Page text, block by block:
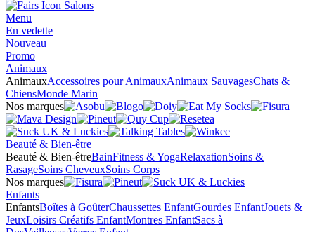
Salons
Menu
En vedette
Nouveau
Promo
Animaux
AnimauxAccessoires pour AnimauxAnimaux SauvagesChats &
ChiensMonde Marin
Nos marques
Beauté & Bien-être
Beauté & Bien-êtreBainFitness & YogaRelaxationSoins &
RasageSoins CheveuxSoins Corps
Nos marques
Enfants
EnfantsBoîtes à GoûterChaussettes EnfantGourdes EnfantJouets &
JeuxLoisirs Créatifs EnfantMontres EnfantSacs à